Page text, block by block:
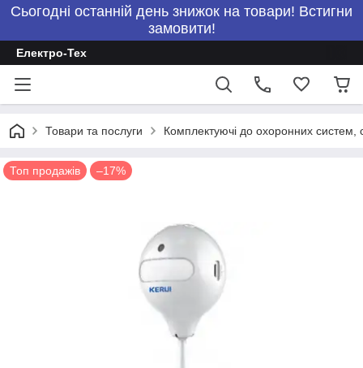
Сьогодні останній день знижок на товари! Встигни
замовити!
Електро-Тех
Товари та послуги Комплектуючі до охоронних систем,
Топ продажів –17%